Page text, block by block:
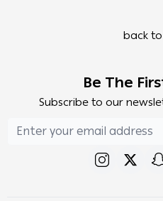
back
Be The
Subscribe to our